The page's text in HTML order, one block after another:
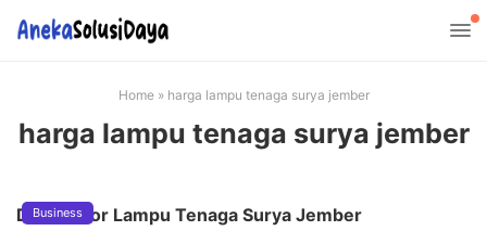
Home» harga lampu tenaga surya jember
harga lampu tenaga surya jember
Business
Distributor Lampu Tenaga Surya Jember